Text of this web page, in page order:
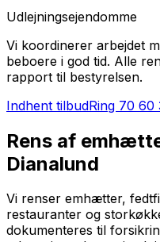
Udlejningsejendomme
Vi koordinerer arbejdet
beboere i god tid. Alle
rapport til bestyrelsen.
Indhent tilbudRing 70 60
Rens af
Dianalund
Vi renser emhætter,
restauranter og
dokumenteres til